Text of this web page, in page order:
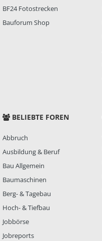
BF24 Fotostrecken
Bauforum Shop
BELIEBTE FOREN
Abbruch
Ausbildung & Beruf
Bau Allgemein
Baumaschinen
Berg- & Tagebau
Hoch- & Tiefbau
Jobbörse
Jobreports